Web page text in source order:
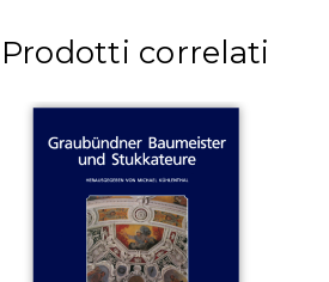
Prodotti correlati